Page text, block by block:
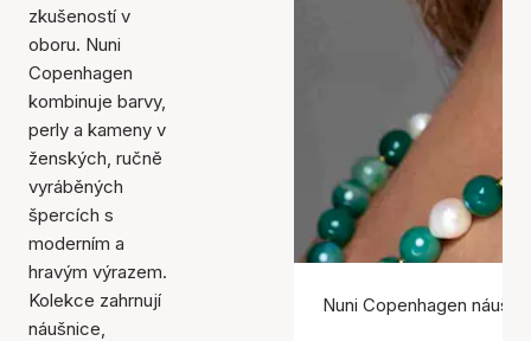
zkušeností v
oboru. Nuni
Copenhagen
kombinuje barvy,
perly a kameny v
ženských, ručně
vyráběných
špercích s
moderním a
hravým výrazem.
Kolekce zahrnují
náušnice,
Nuni Copenhagen